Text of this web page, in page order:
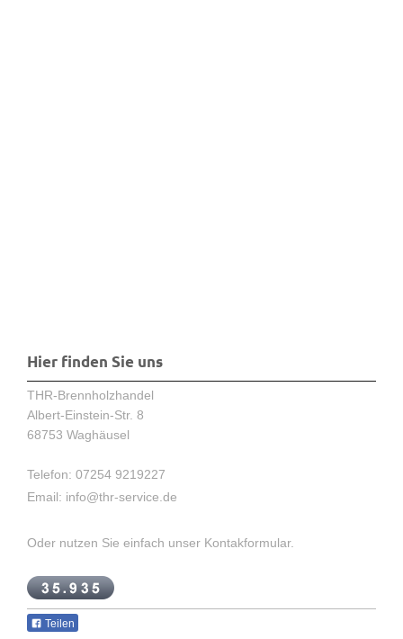
Hier finden Sie uns
THR-Brennholzhandel
Albert-Einstein-Str. 8
68753 Waghäusel
Telefon: 07254 9219227
Email: info@thr-service.de
Oder nutzen Sie einfach unser Kontakformular.
Teilen